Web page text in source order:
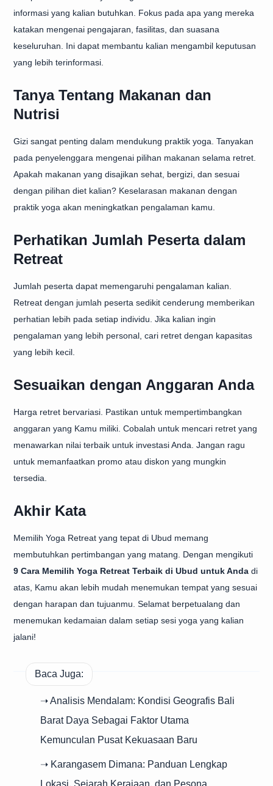
informasi yang kalian butuhkan. Fokus pada apa yang mereka
katakan mengenai pengajaran, fasilitas, dan suasana
keseluruhan. Ini dapat membantu kalian mengambil keputusan
yang lebih terinformasi.
Tanya Tentang Makanan dan
Nutrisi
Gizi sangat penting dalam mendukung praktik yoga. Tanyakan
pada penyelenggara mengenai pilihan makanan selama retret.
Apakah makanan yang disajikan sehat, bergizi, dan sesuai
dengan pilihan diet kalian? Keselarasan makanan dengan
praktik yoga akan meningkatkan pengalaman kamu.
Perhatikan Jumlah Peserta dalam
Retreat
Jumlah peserta dapat memengaruhi pengalaman kalian.
Retreat dengan jumlah peserta sedikit cenderung memberikan
perhatian lebih pada setiap individu. Jika kalian ingin
pengalaman yang lebih personal, cari retret dengan kapasitas
yang lebih kecil.
Sesuaikan dengan Anggaran Anda
Harga retret bervariasi. Pastikan untuk mempertimbangkan
anggaran yang Kamu miliki. Cobalah untuk mencari retret yang
menawarkan nilai terbaik untuk investasi Anda. Jangan ragu
untuk memanfaatkan promo atau diskon yang mungkin
tersedia.
Akhir Kata
Memilih Yoga Retreat yang tepat di Ubud memang
membutuhkan pertimbangan yang matang. Dengan mengikuti
9 Cara Memilih Yoga Retreat Terbaik di Ubud untuk Anda di
atas, Kamu akan lebih mudah menemukan tempat yang sesuai
dengan harapan dan tujuanmu. Selamat berpetualang dan
menemukan kedamaian dalam setiap sesi yoga yang kalian
jalani!
Baca Juga:
➝ Analisis Mendalam: Kondisi Geografis Bali
Barat Daya Sebagai Faktor Utama
Kemunculan Pusat Kekuasaan Baru
➝ Karangasem Dimana: Panduan Lengkap
Lokasi, Sejarah Kerajaan, dan Pesona